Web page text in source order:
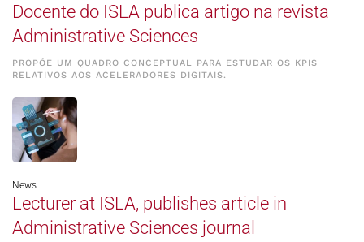
Docente do ISLA publica artigo na revista
Administrative Sciences
PROPÕE UM QUADRO CONCEPTUAL PARA ESTUDAR OS KPIS
RELATIVOS AOS ACELERADORES DIGITAIS.
News
Lecturer at ISLA, publishes article in
Administrative Sciences journal